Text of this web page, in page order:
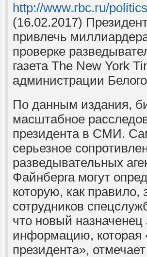
http://www.rbc.ru/
(16.02.2017)
привлечь
проверке
газета The New York
администрации
По данным издания,
масштабное
президента в СМИ.
серьезное
разведывательных
Файнберга могут
которую, как
сотрудников
что новый назначенец
информацию, которая
президента»,